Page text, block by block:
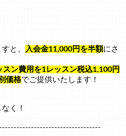
と、 入会金11,000円を半額にさ
ン費用を1レッスン税込1,100円
価格でご提供いたします！
く！